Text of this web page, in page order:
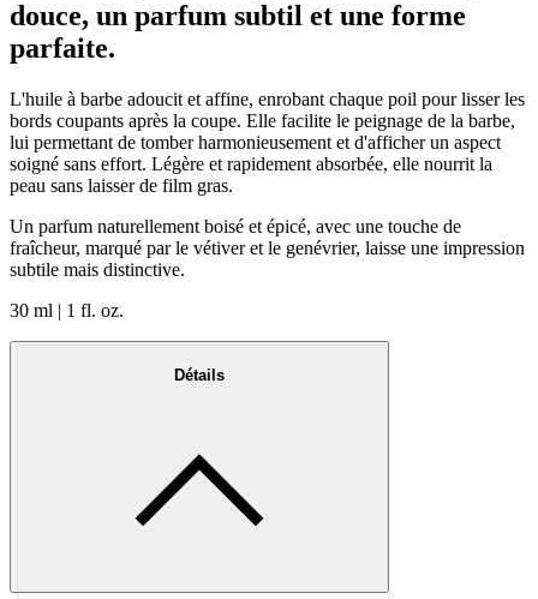
douce, un parfum subtil et une forme
parfaite.
L'huile à barbe adoucit et affine, enrobant chaque poil pour lisser les
bords coupants après la coupe. Elle facilite le peignage de la barbe,
lui permettant de tomber harmonieusement et d'afficher un aspect
soigné sans effort. Légère et rapidement absorbée, elle nourrit la
peau sans laisser de film gras.
Un parfum naturellement boisé et épicé, avec une touche de
fraîcheur, marqué par le vétiver et le genévrier, laisse une impression
subtile mais distinctive.
30 ml | 1 fl. oz.
Détails